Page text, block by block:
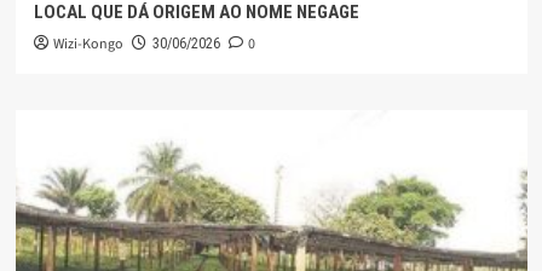
LOCAL QUE DÁ ORIGEM AO NOME NEGAGE
Wizi-Kongo 30/06/2026 0